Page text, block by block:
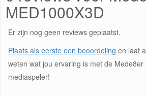
MED1000X3D
Er zijn nog geen reviews geplaatst.
Plaats als eerste een beoordeling en laat
weten wat jou ervaring is met de Mede8er
mediaspeler!